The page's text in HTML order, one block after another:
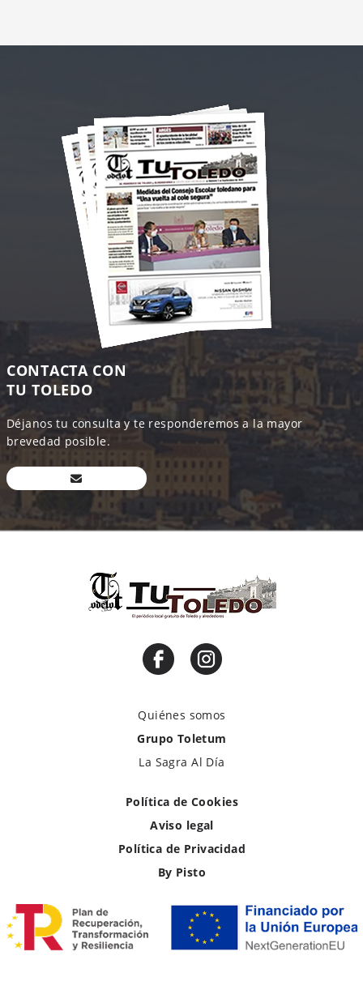
CONTACTA CON
TU TOLEDO
Déjanos tu consulta y te responderemos a la mayor
brevedad posible.
Quiénes somos
Grupo Toletum
La Sagra Al Día
Política de Cookies
Aviso legal
Política de Privacidad
By Pisto